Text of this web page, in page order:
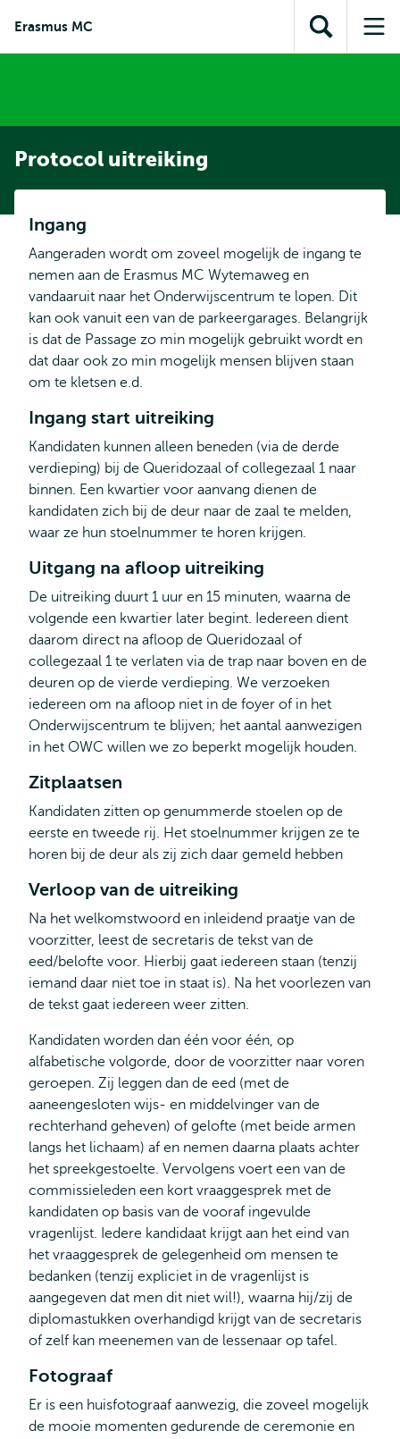
inhoud
Direct naar
subnavigatie
Erasmus MC
Toon
zoekveld
Protocol uitreiking
Ingang
Aangeraden wordt om zoveel mogelijk de ingang te
nemen aan de Erasmus MC Wytemaweg en
vandaaruit naar het Onderwijscentrum te lopen. Dit
kan ook vanuit een van de parkeergarages. Belangrijk
is dat de Passage zo min mogelijk gebruikt wordt en
dat daar ook zo min mogelijk mensen blijven staan
om te kletsen e.d.
Ingang start uitreiking
Kandidaten kunnen alleen beneden (via de derde
verdieping) bij de Queridozaal of collegezaal 1 naar
binnen. Een kwartier voor aanvang dienen de
kandidaten zich bij de deur naar de zaal te melden,
waar ze hun stoelnummer te horen krijgen.
Uitgang na afloop uitreiking
De uitreiking duurt 1 uur en 15 minuten, waarna de
volgende een kwartier later begint. Iedereen dient
daarom direct na afloop de Queridozaal of
collegezaal 1 te verlaten via de trap naar boven en de
deuren op de vierde verdieping. We verzoeken
iedereen om na afloop niet in de foyer of in het
Onderwijscentrum te blijven; het aantal aanwezigen
in het OWC willen we zo beperkt mogelijk houden.
Zitplaatsen
Kandidaten zitten op genummerde stoelen op de
eerste en tweede rij. Het stoelnummer krijgen ze te
horen bij de deur als zij zich daar gemeld hebben
Verloop van de uitreiking
Na het welkomstwoord en inleidend praatje van de
voorzitter, leest de secretaris de tekst van de
eed/belofte voor. Hierbij gaat iedereen staan (tenzij
iemand daar niet toe in staat is). Na het voorlezen van
de tekst gaat iedereen weer zitten.
Kandidaten worden dan één voor één, op
alfabetische volgorde, door de voorzitter naar voren
geroepen. Zij leggen dan de eed (met de
aaneengesloten wijs- en middelvinger van de
rechterhand geheven) of gelofte (met beide armen
langs het lichaam) af en nemen daarna plaats achter
het spreekgestoelte. Vervolgens voert een van de
commissieleden een kort vraaggesprek met de
kandidaten op basis van de vooraf ingevulde
vragenlijst. Iedere kandidaat krijgt aan het eind van
het vraaggesprek de gelegenheid om mensen te
bedanken (tenzij expliciet in de vragenlijst is
aangegeven dat men dit niet wil!), waarna hij/zij de
diplomastukken overhandigd krijgt van de secretaris
of zelf kan meenemen van de lessenaar op tafel.
Fotograaf
Er is een huisfotograaf aanwezig, die zoveel mogelijk
de mooie momenten gedurende de ceremonie en